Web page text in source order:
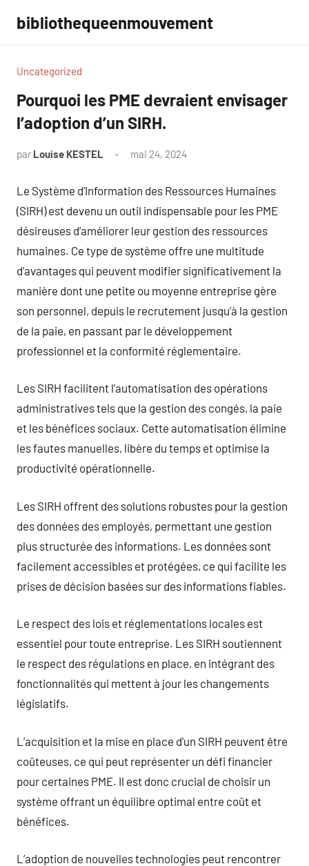
contenu
bibliothequeenmouvement
Uncategorized
Pourquoi les PME devraient envisager
l’adoption d’un SIRH.
par Louise KESTEL mai 24, 2024
Le Système d’Information des Ressources Humaines
(SIRH) est devenu un outil indispensable pour les PME
désireuses d’améliorer leur gestion des ressources
humaines. Ce type de système offre une multitude
d’avantages qui peuvent modifier significativement la
manière dont une petite ou moyenne entreprise gère
son personnel, depuis le recrutement jusqu’à la gestion
de la paie, en passant par le développement
professionnel et la conformité réglementaire.
Les SIRH facilitent l’automatisation des opérations
administratives tels que la gestion des congés, la paie
et les bénéfices sociaux. Cette automatisation élimine
les fautes manuelles, libère du temps et optimise la
productivité opérationnelle.
Les SIRH offrent des solutions robustes pour la gestion
des données des employés, permettant une gestion
plus structurée des informations. Les données sont
facilement accessibles et protégées, ce qui facilite les
prises de décision basées sur des informations fiables.
Le respect des lois et réglementations locales est
essentiel pour toute entreprise. Les SIRH soutiennent
le respect des régulations en place, en intégrant des
fonctionnalités qui mettent à jour les changements
législatifs.
L’acquisition et la mise en place d’un SIRH peuvent être
coûteuses, ce qui peut représenter un défi financier
pour certaines PME. Il est donc crucial de choisir un
système offrant un équilibre optimal entre coût et
bénéfices.
L’adoption de nouvelles technologies peut rencontrer